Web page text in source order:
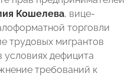
Кошелева, вице-
торговли
трудовых мигрантов
дефицита
требований к